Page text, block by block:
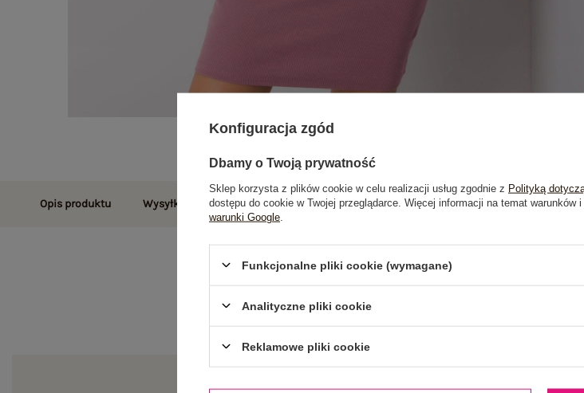
Opis produktu Wysyłka i dostawa Zwroty i reklamacje Opinie o produkcie(8)
Konfiguracja zgód
Dbamy o Twoją prywatność
Sklep korzysta z plików cookie w celu realizacji usług zgodnie z Polityką
dostępu do cookie w Twojej przeglądarce. Więcej informacji na temat
warunki Google
Funkcjonalne pliki cookie (wymagane)
Analityczne pliki cookie
Reklamowe pliki cookie